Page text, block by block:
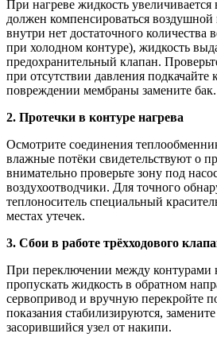
При нагреве жидкость
должен компенсироваться воздушной
внутри нет достаточного количества
при холодном контуре), жидкость
предохранительный клапан.
при отсутствии давления
повреждении мембраны замените бак.
2. Протечки в контуре нагрева
Осмотрите соединения
влажные потёки свидетельствуют о
внимательно проверьте зону под
воздухоотводчики. Для точного
теплоноситель специальный
местах утечек.
3. Сбои в работе трёхходового
При переключении между контурами
пропускать жидкость в обратном
сервопривод и вручную перекройте
показания стабилизируются,
засорившийся узел от накипи.